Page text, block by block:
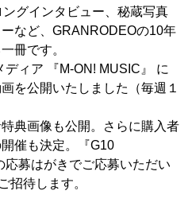
グインタビュー、秘蔵写真
など、GRANRODEOの10年
冊です。
ィア 『M-ON! MUSIC』 に
を公開いたしました（毎週１
典画像も公開。さらに購入者
催も決定。『G10
募はがきでご応募いただい
招待します。